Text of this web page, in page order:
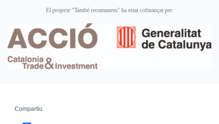
El projecte "També recomanem" ha estat cofinançat per:
Compartiu